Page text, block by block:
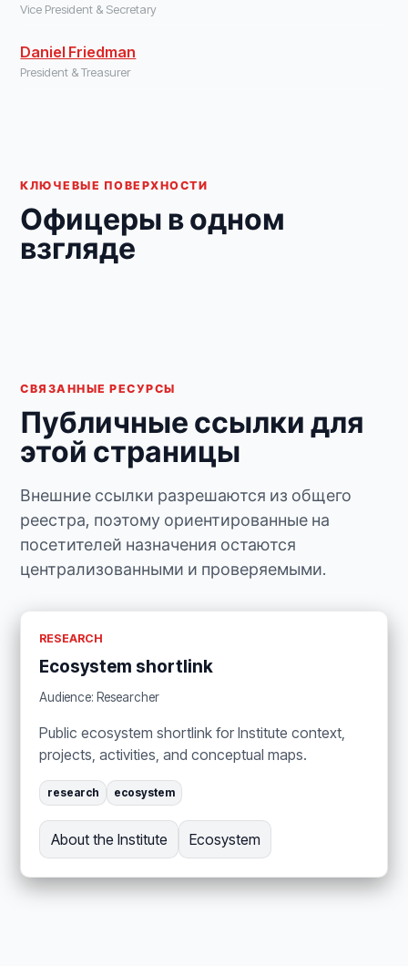
Vice President & Secretary
Daniel Friedman
President & Treasurer
КЛЮЧЕВЫЕ ПОВЕРХНОСТИ
Офицеры в одном
взгляде
СВЯЗАННЫЕ РЕСУРСЫ
Публичные ссылки для
этой страницы
Внешние ссылки разрешаются из общего
реестра, поэтому ориентированные на
посетителей назначения остаются
централизованными и проверяемыми.
RESEARCH
Ecosystem shortlink
Audience: Researcher
Public ecosystem shortlink for Institute context,
projects, activities, and conceptual maps.
research ecosystem
About the Institute Ecosystem